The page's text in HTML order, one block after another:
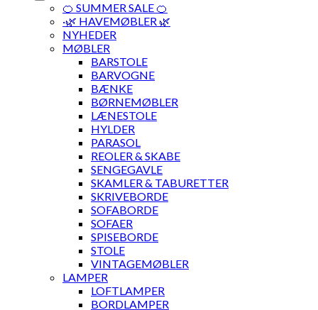
🍊 SUMMER SALE 🍊
·🌿 HAVEMØBLER 🌿
NYHEDER
MØBLER
BARSTOLE
BARVOGNE
BÆNKE
BØRNEMØBLER
LÆNESTOLE
HYLDER
PARASOL
REOLER & SKABE
SENGEGAVLE
SKAMLER & TABURETTER
SKRIVEBORDE
SOFABORDE
SOFAER
SPISEBORDE
STOLE
VINTAGEMØBLER
LAMPER
LOFTLAMPER
BORDLAMPER